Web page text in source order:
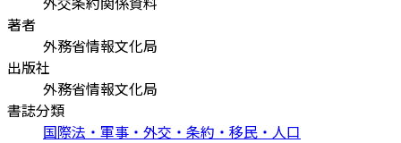
著者
外務省情報文化局
出版社
外務省情報文化局
書誌分類
国際法・軍事・外交・条約・移民・人口